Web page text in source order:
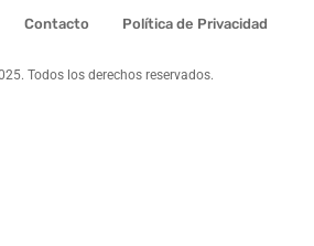
Contacto Política de Privacidad
Todos los derechos reservados.